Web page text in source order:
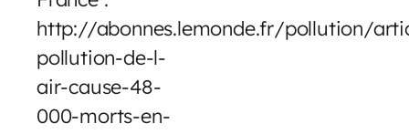
http://abonnes.lemonde.fr/pollution/
pollution-de-l-
air-cause-48-
000-morts-en-